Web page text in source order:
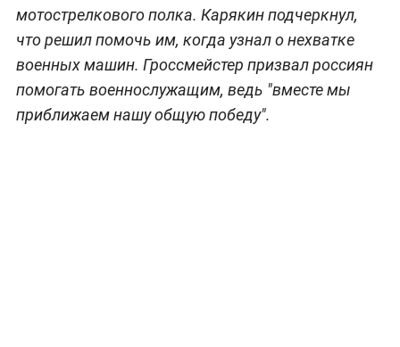
мотострелкового полка. Карякин подчеркнул,
что решил помочь им, когда узнал о нехватке
военных машин. Гроссмейстер призвал россиян
помогать военнослужащим, ведь "вместе мы
приближаем нашу общую победу".